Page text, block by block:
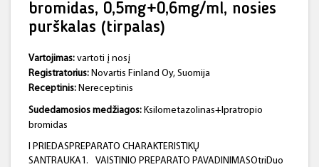
bromidas, 0,5mg+0,6mg/ml, nosies
purškalas (tirpalas)
Vartojimas: vartoti į nosį
Registratorius: Novartis Finland Oy, Suomija
Receptinis: Nereceptinis
Sudedamosios medžiagos: Ksilometazolinas+Ipratropio
bromidas
I PRIEDASPREPARATO CHARAKTERISTIKŲ
SANTRAUKA1.
VAISTINIO PREPARATO PAVADINIMASOtriDuo